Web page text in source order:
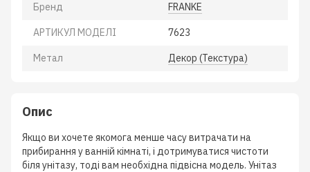
Бренд FRANKE
АРТИКУЛ МОДЕЛІ 7623
Метал Декор (Текстура)
Опис
Якщо ви хочете якомога менше часу витрачати на
прибирання у ванній кімнаті, і дотримуватися чистоти
біля унітазу, тоді вам необхідна підвісна модель. Унітаз